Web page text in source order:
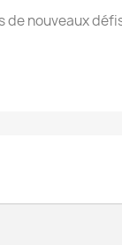
nouveaux